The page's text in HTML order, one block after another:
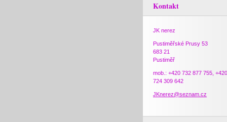
Kontakt
JK nerez
Pustiměřské Prusy 53
683 21
Pustiměř
mob.: +420 732 877 755, +420
724 309 642
JKnerez@seznam.cz